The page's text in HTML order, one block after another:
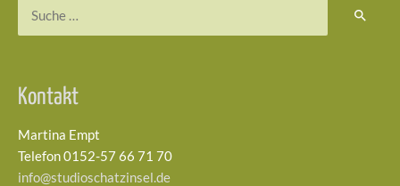
Kontakt
Martina Empt
Telefon 0152-57 66 71 70
info@studioschatzinsel.de